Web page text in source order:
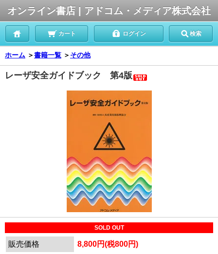
オンライン書店 | アドコム・メディア株式会社
カート ログイン 検索
ホーム ＞書籍一覧 ＞ その他
レーザ安全ガイドブック 第4版
SOLD OUT
販売価格 8,800円(税800円)